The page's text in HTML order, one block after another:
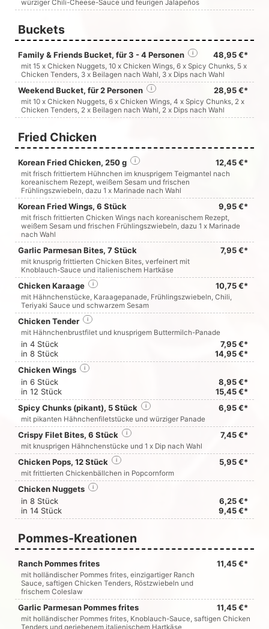
würziger Chili-Cheese-Sauce und feurigen Jalapeños
Buckets
Family & Friends Bucket, für 3 - 4 Personen 48,95 €*
i
mit 15 x Chicken Nuggets, 10 x Chicken Wings, 6 x Spicy Chunks, 5 x
Chicken Tenders, 3 x Beilagen nach Wahl, 3 x Dips nach Wahl
Weekend Bucket, für 2 Personen 28,95 €*
i
mit 10 x Chicken Nuggets, 6 x Chicken Wings, 4 x Spicy Chunks, 2 x
Chicken Tenders, 2 x Beilagen nach Wahl, 2 x Dips nach Wahl
Fried Chicken
Korean Fried Chicken, 250 g 12,45 €*
i
mit frisch frittiertem Hühnchen im knusprigem Teigmantel nach
koreanischem Rezept, weißem Sesam und frischen
Frühlingszwiebeln, dazu 1 x Marinade nach Wahl
Korean Fried Wings, 6 Stück 9,95 €*
mit frisch frittierten Chicken Wings nach koreanischem Rezept,
weißem Sesam und frischen Frühlingszwiebeln, dazu 1 x Marinade
nach Wahl
Garlic Parmesan Bites, 7 Stück 7,95 €*
mit knusprig frittierten Chicken Bites, verfeinert mit
Knoblauch-Sauce und italienischem Hartkäse
Chicken Karaage 10,75 €*
i
mit Hähnchenstücke, Karaagepanade, Frühlingszwiebeln, Chili,
Teriyaki Sauce und schwarzem Sesam
Chicken Tender i
mit Hähnchenbrustfilet und knusprigem Buttermilch-Panade
in 4 Stück
7,95 €*
in 8 Stück
14,95 €*
Chicken Wings
i
in 6 Stück
8,95 €*
in 12 Stück
15,45 €*
Spicy Chunks (pikant), 5 Stück
6,95 €*
i
mit pikanten Hähnchenfiletstücke und würziger Panade
Crispy Filet Bites, 6 Stück 7,45 €*
i
mit knusprigen Hähnchenstücke und 1 x Dip nach Wahl
Chicken Pops, 12 Stück 5,95 €*
i
mit frittierten Chickenbällchen in Popcornform
Chicken Nuggets i
in 8 Stück
6,25 €*
in 14 Stück
9,45 €*
Pommes-Kreationen
Ranch Pommes frites 11,45 €*
mit holländischer Pommes frites, einzigartiger Ranch
Sauce, saftigen Chicken Tenders, Röstzwiebeln und
frischem Coleslaw
Garlic Parmesan Pommes frites 11,45 €*
mit holländischer Pommes frites, Knoblauch-Sauce, saftigen Chicken
Tenders und geriebenem italienischem Hartkäse